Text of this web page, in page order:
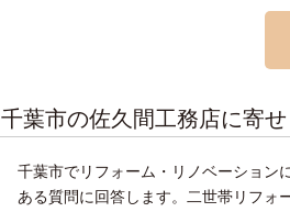
千葉市の佐久間工務店に寄
千葉市でリフォーム・リノベーション
ある質問に回答します。二世帯リフォ